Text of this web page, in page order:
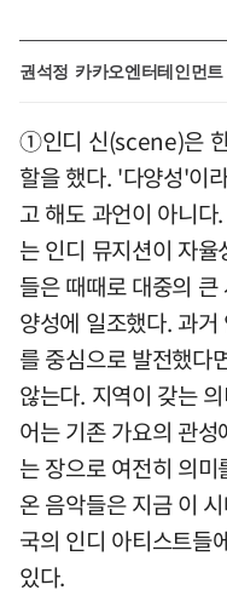
권석정 카카오엔터테인먼
①인디 신(scene)은
할을 했다. '다양성'이
고 해도 과언이 아니
는 인디 뮤지션이 자
들은 때때로 대중의
양성에 일조했다. 과
를 중심으로 발전했다
않는다. 지역이 갖는
어는 기존 가요의 관
는 장으로 여전히 의
온 음악들은 지금 이
국의 인디 아티스트들
있다.